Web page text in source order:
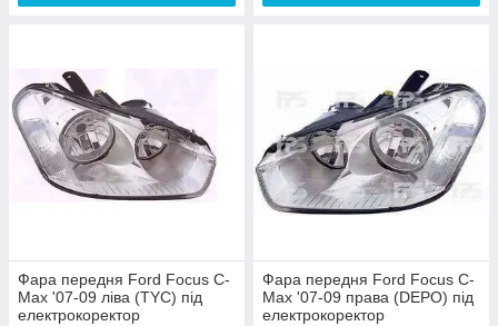
Фара передня Ford Focus C-
Max '07-09 ліва (TYC) під
електрокоректор
Фара передня Ford Focus C-
Max '07-09 права (DEPO) під
електрокоректор